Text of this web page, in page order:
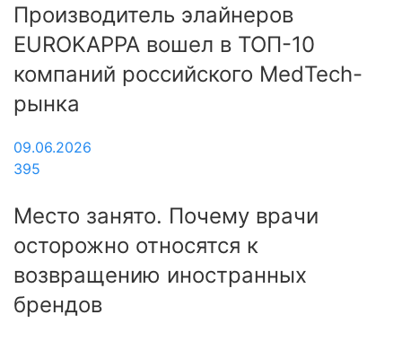
Производитель элайнеров
EUROKAPPA вошел в ТОП-10
компаний российского MedTech-
рынка
09.06.2026
395
Место занято. Почему врачи
осторожно относятся к
возвращению иностранных
брендов